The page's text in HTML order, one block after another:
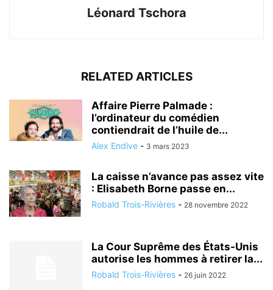
Léonard Tschora
RELATED ARTICLES
Affaire Pierre Palmade :
l’ordinateur du comédien
contiendrait de l’huile de...
Alex Endive - 3 mars 2023
La caisse n’avance pas assez vite
: Elisabeth Borne passe en...
Robald Trois-Rivières - 28 novembre 2022
La Cour Suprême des États-Unis
autorise les hommes à retirer la...
Robald Trois-Rivières - 26 juin 2022